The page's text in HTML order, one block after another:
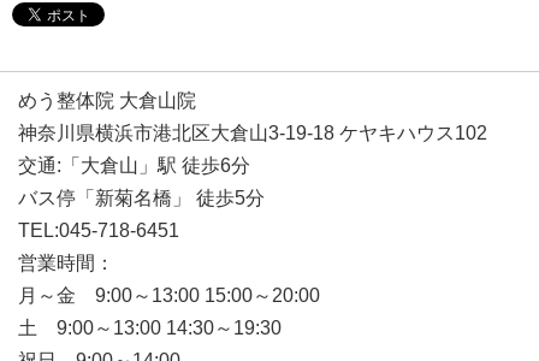
めう整体院 大倉山院
神奈川県横浜市港北区大倉山3-19-18 ケヤキハウス102
交通:「大倉山」駅 徒歩6分
バス停「新菊名橋」 徒歩5分
TEL:045-718-6451
営業時間：
月～金 9:00～13:00 15:00～20:00
土 9:00～13:00 14:30～19:30